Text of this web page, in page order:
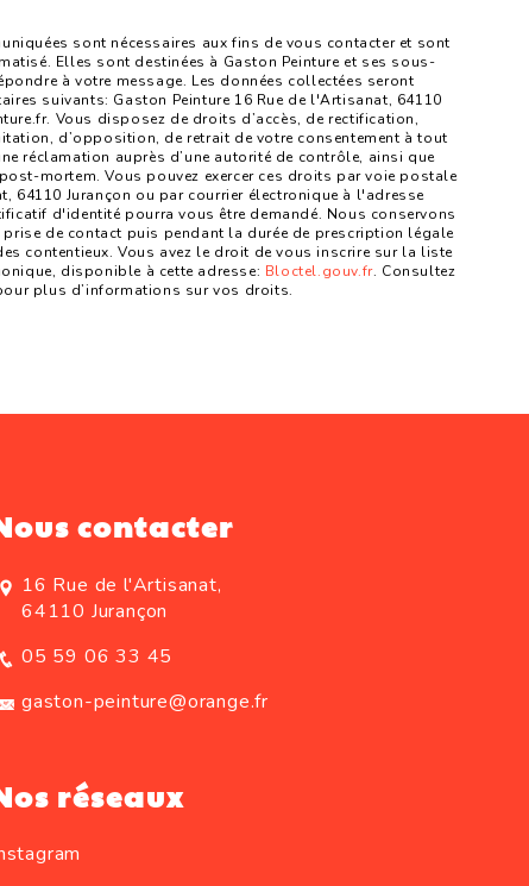
sont nécessaires aux fins de vous contacter et sont
Elles sont destinées à Gaston Peinture et ses sous-
à votre message. Les données collectées seront
suivants: Gaston Peinture 16 Rue de l'Artisanat, 64110
Vous disposez de droits d’accès, de rectification,
d’opposition, de retrait de votre consentement à tout
réclamation auprès d’une autorité de contrôle, ainsi que
mortem. Vous pouvez exercer ces droits par voie postale
64110 Jurançon ou par courrier électronique à l'adresse
d'identité pourra vous être demandé. Nous conservons
de contact puis pendant la durée de prescription légale
contentieux. Vous avez le droit de vous inscrire sur la liste
disponible à cette adresse: Bloctel.gouv.fr. Consultez
plus d’informations sur vos droits.
contacter
16 Rue de l'Artisanat,
64110 Jurançon
05 59 06 33 45
gaston-peinture@orange.fr
réseaux